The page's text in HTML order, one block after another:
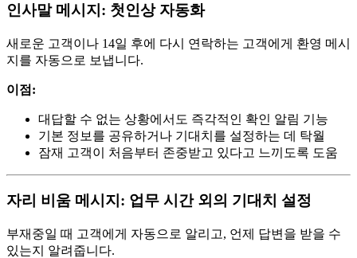
인사말 메시지: 첫인상 자동화
새로운 고객이나 14일 후에 다시 연락하는 고객에게 환영 메시
지를 자동으로 보냅니다.
이점:
대답할 수 없는 상황에서도 즉각적인 확인 알림 기능
기본 정보를 공유하거나 기대치를 설정하는 데 탁월
잠재 고객이 처음부터 존중받고 있다고 느끼도록 도움
자리 비움 메시지: 업무 시간 외의 기대치 설정
부재중일 때 고객에게 자동으로 알리고, 언제 답변을 받을 수
있는지 알려줍니다.